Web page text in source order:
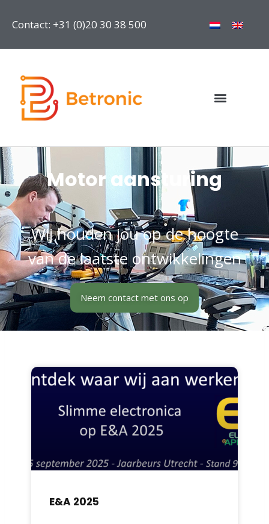
Contact: +31 (0)20 30 38 500
Motor aansturing
Wij houden jou op de hoogte
van de laatste ontwikkelingen
Neem contact met ons op
E&A 2025